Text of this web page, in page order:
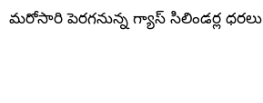
మరోసారి పెరగనున్న గ్యాస్ సిలిండర్ల ధరలు